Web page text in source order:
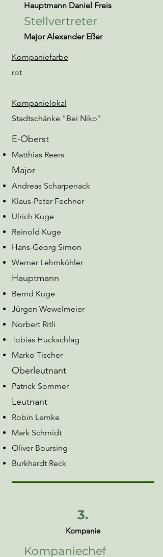
Hauptmann Daniel Freis
Stellvertreter
Major Alexander Eßer
Kompaniefarbe
rot
Kompanielokal
Stadtschänke "Bei Niko"
E-Oberst
Matthias Reers
Major
Andreas Scharpenack
Klaus-Peter Fechner
Ulrich Kuge
Reinold Kuge
Hans-Georg Simon
Werner Lehmkühler
Hauptmann
Bernd Kuge
Jürgen Wewelmeier
Norbert Ritli
Tobias Huckschlag
Marko Tischer
Oberleutnant
Patrick Sommer​
Leutnant
Robin Lemke
Mark Schmidt
Oliver Boursing
Burkhardt Reck
3.
Kompanie
Kompaniechef